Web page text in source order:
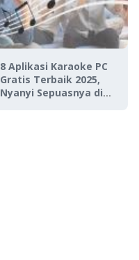
8 Aplikasi Karaoke PC
Gratis Terbaik 2025,
Nyanyi Sepuasnya di